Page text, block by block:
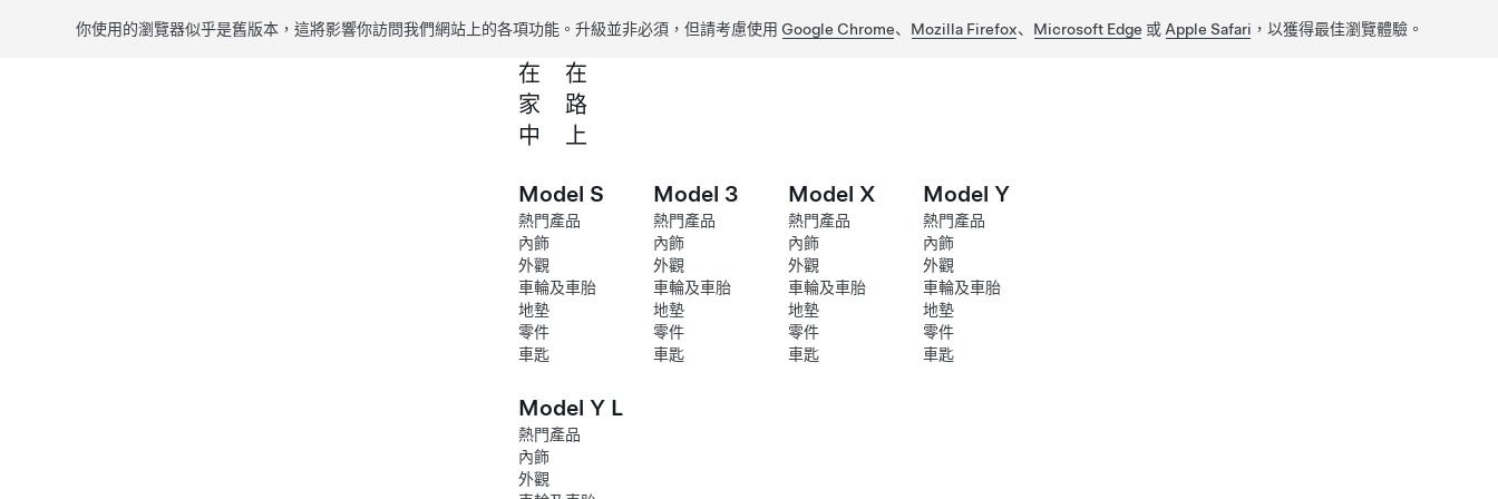
你使用的瀏覽器似乎是舊版本，這將影響你訪問我們網站上的各項功能。升級並非必須，但請考慮使用 Google Chrome、 Mozilla Firefox、 Microsoft Edge 或 Apple Safari ，以獲得最佳瀏覽體驗。
在
家
中
在
路
上
Model S
熱門產品
內飾
外觀
車輪及車胎
地墊
零件
車匙
Model 3
熱門產品
內飾
外觀
車輪及車胎
地墊
零件
車匙
Model X
熱門產品
內飾
外觀
車輪及車胎
地墊
零件
車匙
Model Y
熱門產品
內飾
外觀
車輪及車胎
地墊
零件
車匙
Model Y L
熱門產品
內飾
外觀